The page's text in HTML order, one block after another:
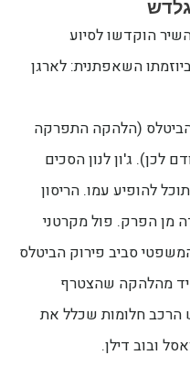
הוקדשו לסיוע
השאפתנית: לארגן
(הלהקה התפרקה
קודם לכן). ג'ון לנון הסכים
להופיע עמו. הריסון
מן הפרק. פול מקרטני
סביב פירוק הביטלס
מהלהקה שהצטרף
הרכב חלומות שכלל את
ובוב דילן.